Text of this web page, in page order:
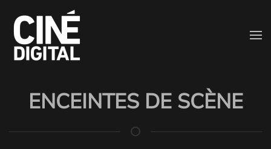
ENCEINTES DE SCÈNE